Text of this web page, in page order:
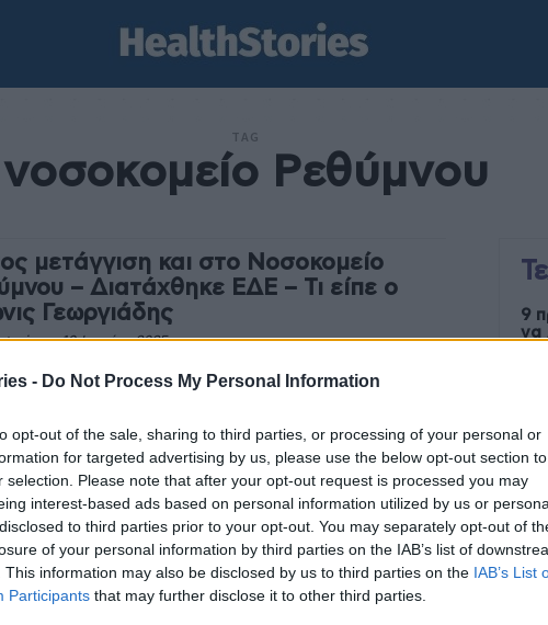
- Do Not Process My Personal Information
opt-out of the sale, sharing to third parties, or processing of your personal or
for targeted advertising by us, please use the below opt-out section to
selection. Please note that after your opt-out request is processed you may
interest-based ads based on personal information utilized by us or
to third parties prior to your opt-out. You may separately opt-out of
of your personal information by third parties on the IAB’s list of
This information may also be disclosed by us to third parties on the IAB’s List
Participants that may further disclose it to other third parties.
TAG
νοσοκομείο Ρεθύμνου
μετάγγιση και στο Νοσοκομείο
– Διατάχθηκε ΕΔΕ – Τι είπε ο
Γεωργιάδης
- 10 Ιουνίου 2025
του πρωτοκόλλου και σε ανθρώπινα λάθη
Δωρεά δύο συστημάτων
εις μνήμην του Βαρδή
- 30 Δεκεμβρίου 2024
δύο ολοκληρωμένων, υπερσύγχρονων
αιμοκάθαρσης, εις μνήμην του Βαρδή
9
να
27
με
Live
27